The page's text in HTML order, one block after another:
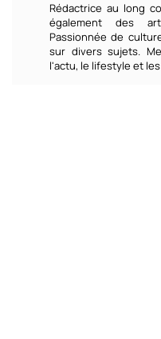
Rédactrice au long
également des
Passionnée de
sur divers sujets.
l'actu, le lifestyle et